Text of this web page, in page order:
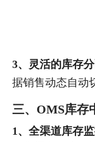
3、灵活的库存分
据销售动态自动
三、OMS库存
1、全渠道库存监